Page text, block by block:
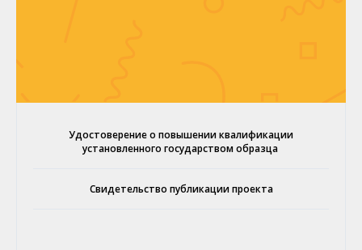
Удостоверение о повышении квалификации
установленного государством образца
Свидетельство публикации проекта